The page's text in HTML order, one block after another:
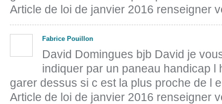
Article de loi de janvier 2016 renseigner
Fabrice Pouillon
David Domingues bjb David je
indiquer par un paneau handicap l
garer dessus si c est la plus proche de l
Article de loi de janvier 2016 renseigner